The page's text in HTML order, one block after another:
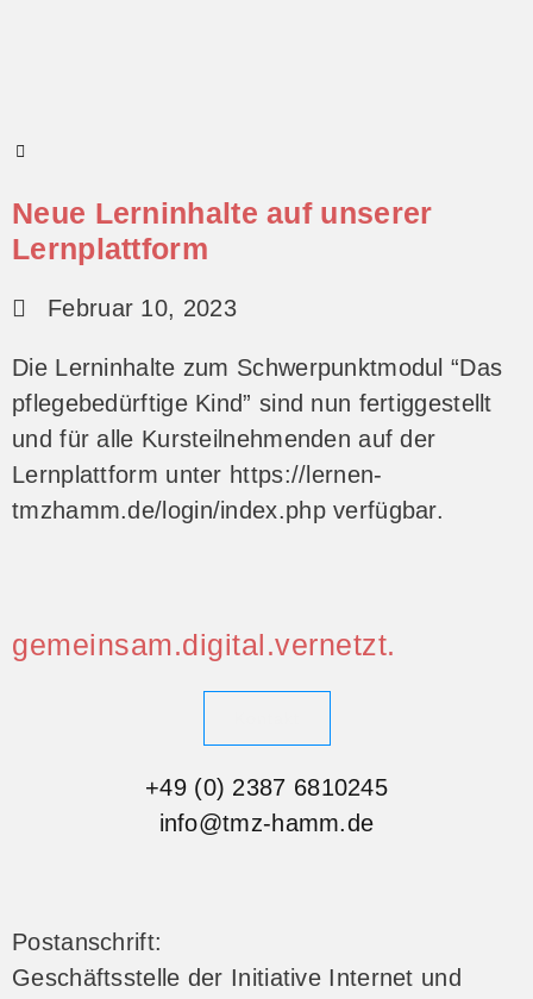
Neue Lerninhalte auf unserer
Lernplattform
Februar 10, 2023
Die Lerninhalte zum Schwerpunktmodul “Das
pflegebedürftige Kind” sind nun fertiggestellt
und für alle Kursteilnehmenden auf der
Lernplattform unter https://lernen-
tmzhamm.de/login/index.php verfügbar.
gemeinsam.digital.vernetzt.
+49 (0) 2387 6810245
info@tmz-hamm.de
Postanschrift:
Geschäftsstelle der Initiative Internet und